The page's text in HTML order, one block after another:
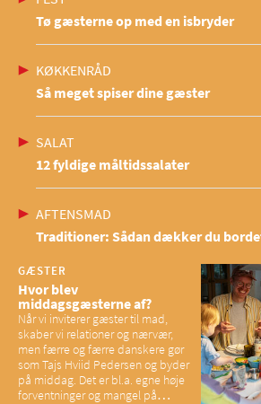
Tø gæsterne op med en isbryder
KØKKENRÅD
Så meget spiser dine gæster
SALAT
12 fyldige måltidssalater
AFTENSMAD
Traditioner: Sådan dækker du
GÆSTER
Hvor blev
middagsgæsterne af?
Når vi inviterer gæster til mad,
skaber vi relationer og nærvær,
men færre og færre danskere gør
som Tajs Hviid Pedersen og byder
på middag. Det er bl.a. egne høje
forventninger og mangel på